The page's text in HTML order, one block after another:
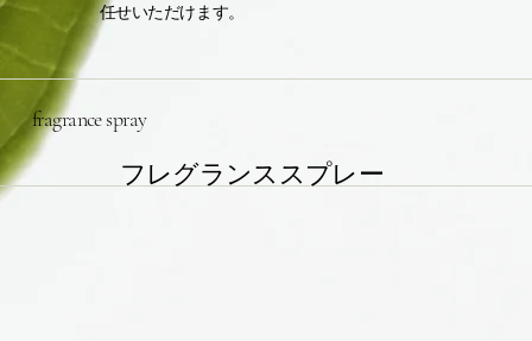
任せいただけます。
fragrance spray
フレグランススプレー